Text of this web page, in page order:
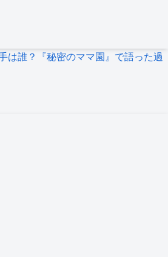
は誰？『秘密のママ園』で語った過